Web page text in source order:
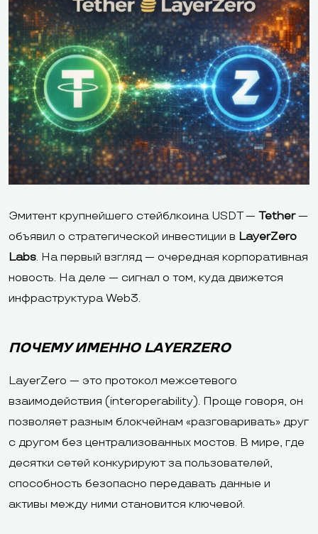
Эмитент крупнейшего стейблкоина USDT — Tether—
объявил о стратегической инвестиции в LayerZero
Labs. На первый взгляд — очередная корпоративная
новость. На деле — сигнал о том, куда движется
инфраструктура Web3.
ПОЧЕМУ ИМЕННО LAYERZERO
LayerZero — это протокол межсетевого
взаимодействия (interoperability). Проще говоря, он
позволяет разным блокчейнам «разговаривать» друг
с другом без централизованных мостов. В мире, где
десятки сетей конкурируют за пользователей,
способность безопасно передавать данные и
активы между ними становится ключевой.